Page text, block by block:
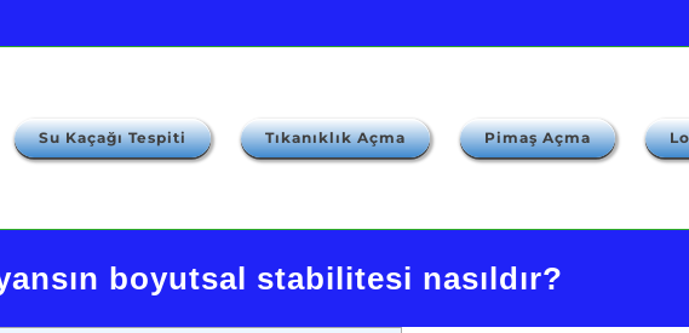
Su Kaçağı Tespiti Tıkanıklık Açma Pimaş Açma
boyutsal stabilitesi nasıldır?